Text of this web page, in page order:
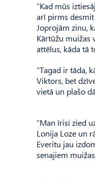
“Kad mūs
arī pirms
Joprojām zinu,
Kārtūžu muižas
attēlus, kāda tā
“Tagad ir tāda,
Viktors, bet
vietā un plašo
“Man īrisi zied
Lonija Loze un
Everitu jau
senajiem